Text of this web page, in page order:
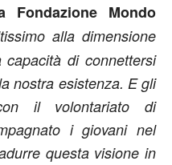
Fondazione Mondo
alla dimensione
capacità di connettersi
nostra esistenza. E gli
il volontariato di
i giovani nel
questa visione in